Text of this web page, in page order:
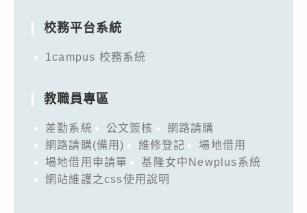
校務平台系統
1campus 校務系統
教職員專區
差勤系統 公文簽核
網路請購
網路請購(備用)
維修登記
場地借用
場地借用申請單
基隆女中Newplus系統
網站維護之css使用說明